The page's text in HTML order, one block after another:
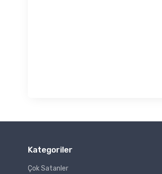
Kategoriler
Çok Satanler